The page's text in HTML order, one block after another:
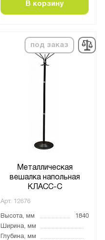
В корзину
под заказ
Металлическая
вешалка напольная
КЛАСС-С
Арт. 12676
Высота, мм
1840
Ширина, мм
Глубина, мм